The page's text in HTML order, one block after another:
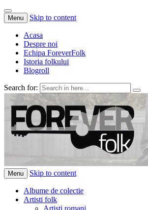
Menu Skip to content
Acasa
Despre noi
Echipa ForeverFolk
Istoria folkului
Blogroll
Search for:
ForeverFolk
Muzica sufletului tau
Menu Skip to content
Albume de colectie
Artisti folk
Artisti romani